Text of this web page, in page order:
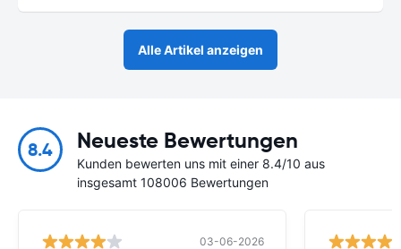
Alle Artikel anzeigen
8.4 Neueste Bewertungen
Kunden bewerten uns mit einer 8.4/10 aus
insgesamt 108006 Bewertungen
03-06-2026